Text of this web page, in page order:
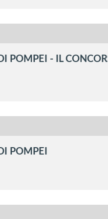
POMPEI - IL
POMPEI